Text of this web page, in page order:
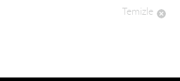
Temizle